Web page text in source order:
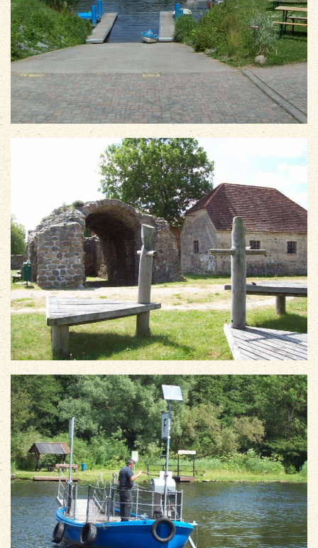
vergrößern
vergrößern